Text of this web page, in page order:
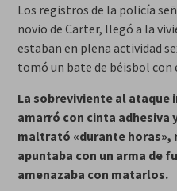
Los registros de la policía
novio de Carter, llegó a la
estaban en plena actividad
tomó un bate de béisbol
La sobreviviente al ataque
amarró con cinta adhesiva
maltrató «durante horas»,
apuntaba con un arma de
amenazaba con matarlos.